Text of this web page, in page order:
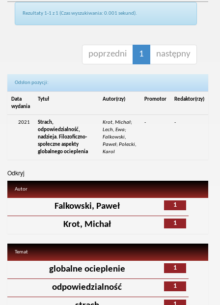
Rezultaty 1-1 z 1 (Czas wyszukiwania: 0.001 sekund).
poprzedni 1 następny
Odsłon pozycji:
Data
wydania
Tytuł Autor(rzy) Promotor Redaktor(rzy)
2021
Strach,
odpowiedzialność,
nadzieja. Filozoficzno-
społeczne aspekty
globalnego ocieplenia
Krot, Michał;
Lech, Ewa;
Falkowski,
Paweł; Polecki,
Karol
- -
Odkryj
Autor
1
Falkowski, Paweł
1
Krot, Michał
Temat
1
globalne ocieplenie
1
odpowiedzialność